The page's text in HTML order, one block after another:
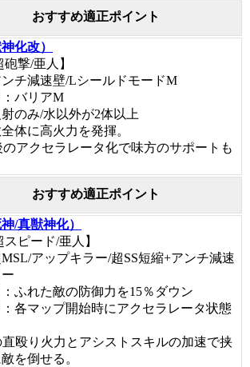
おすすめ適正ポイント
化改）
砲撃/亜人】
チ減速壁/LシールドモードM
バリアM
のみ/水以外が2体以上
体に高火力を発揮。
のアクセラレータ化で味方のサポートも
おすすめ適正ポイント
/真獣神化）
スピード/亜人】
アップキラー/超SS短縮+アンチ減速
ふれた敵の防御力を15％ダウン
各マップ開始時にアクセラレータ状態
殴り火力とアシストスキルの加速で挟
を倒せる。